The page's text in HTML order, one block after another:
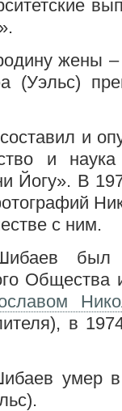
жены
(Уэльс)
и
и
Йогу». В
с ним.
был
в
умер